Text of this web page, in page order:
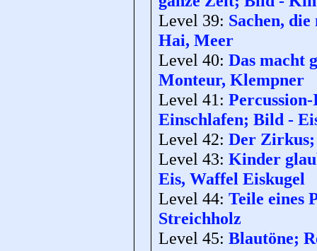
Level 39: Sachen,
Hai, Meer
Level 40: Das macht
Monteur, Klempner
Level 41:
Einschlafen; Bild -
Level 42: Der Zirkus;
Level 43: Kinder
Eis, Waffel Eiskugel
Level 44: Teile eines
Streichholz
Level 45: Blautöne;